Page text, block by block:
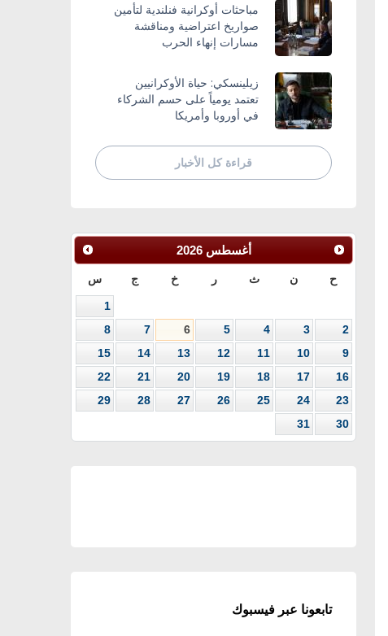
مباحثات أوكرانية فنلندية لتأمين
صواريخ اعتراضية ومناقشة
مسارات إنهاء الحرب
زيلينسكي: حياة الأوكرانيين
تعتمد يومياً على حسم الشركاء
في أوروبا وأمريكا
قراءة كل الأخبار
أغسطس 2026
ح ن ث ر خ ج س
1
2
3
4
5
6
7
8
9
10
11
12
13
14
15
16
17
18
19
20
21
22
23
24
25
26
27
28
29
30
31
تابعونا عبر فيسبوك